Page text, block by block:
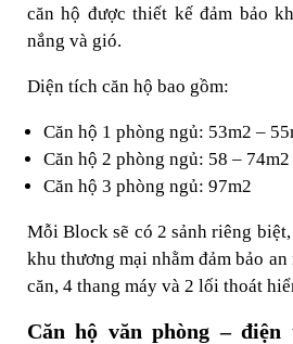
căn hộ được thiết kế đảm bảo
nắng và gió.
Diện tích căn hộ bao gồm:
Căn hộ 1 phòng ngủ: 53m2 –
Căn hộ 2 phòng ngủ: 58 – 74m2
Căn hộ 3 phòng ngủ: 97m2
Mỗi Block sẽ có 2 sảnh riêng
khu thương mại nhằm đảm bảo
căn, 4 thang máy và 2 lối thoát
Căn hộ văn phòng – điện